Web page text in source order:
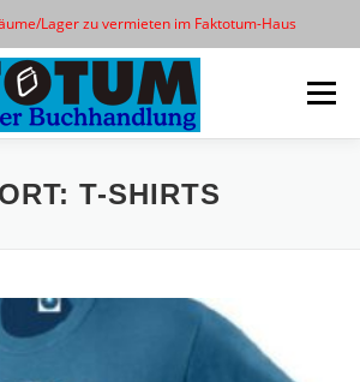
Lager zu vermieten im Faktotum-Haus
Menü
ÖFFNUNGSZEITEN
RIED IMPRESSUM/WEG
T-SHIRTS